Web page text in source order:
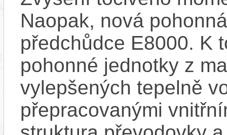
Naopak, nová
předchůdce E8000. K
pohonné jednotky z
vylepšených tepelně
přepracovanými